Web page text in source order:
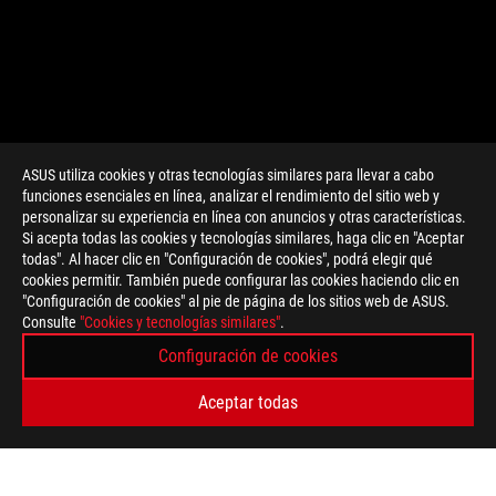
ASUS utiliza cookies y otras tecnologías similares para llevar a cabo
funciones esenciales en línea, analizar el rendimiento del sitio web y
personalizar su experiencia en línea con anuncios y otras características.
Si acepta todas las cookies y tecnologías similares, haga clic en "Aceptar
todas". Al hacer clic en "Configuración de cookies", podrá elegir qué
cookies permitir. También puede configurar las cookies haciendo clic en
"Configuración de cookies" al pie de página de los sitios web de ASUS.
Consulte "Cookies y tecnologías similares".
Configuración de cookies
Aceptar todas
> GAMING TYPE-C CHARGING
TIPO DE PAGO ADMITIDO
OBTÉN LAS ÚLTIMAS OFERTAS Y MÁS
REGISTRARSE